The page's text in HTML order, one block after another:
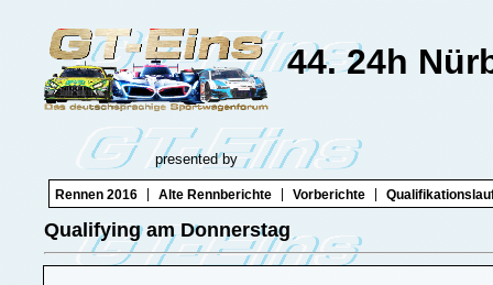
44. 24h
presented by
Rennen 2016 Alte Rennberichte Vorberichte
Qualifying am Donnerstag